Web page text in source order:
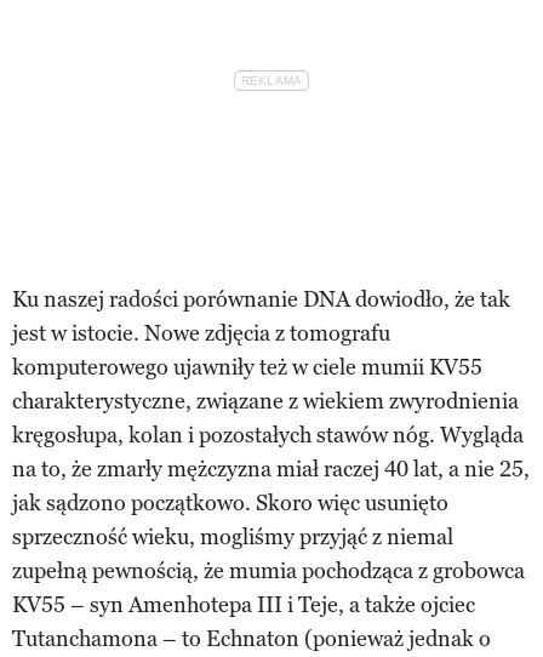
Ku naszej radości porównanie DNA dowiodło, że tak
jest w istocie. Nowe zdjęcia z tomografu
komputerowego ujawniły też w ciele mumii KV55
charakterystyczne, związane z wiekiem zwyrodnienia
kręgosłupa, kolan i pozostałych stawów nóg. Wygląda
na to, że zmarły mężczyzna miał raczej 40 lat, a nie 25,
jak sądzono początkowo. Skoro więc usunięto
sprzeczność wieku, mogliśmy przyjąć z niemal
zupełną pewnością, że mumia pochodząca z grobowca
KV55 – syn Amenhotepa III i Teje, a także ojciec
Tutanchamona – to Echnaton (ponieważ jednak o